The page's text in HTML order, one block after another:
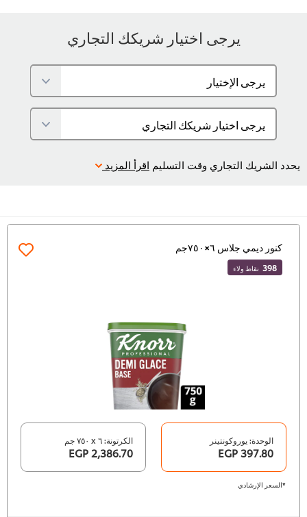
يرجى اختيار شريكك التجاري
يحدد الشريك التجاري وقت التسليم اقرأ المزيد
كنور ديمي جلاس ٦×٧٥٠جم
398 نقاط ولاء
الوحدة: يوروكونتينر
397.80 EGP
الكرتونة: ٦ x ٧٥٠ جم
2,386.70 EGP
*السعر الإرشادي